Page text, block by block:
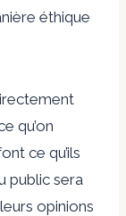
éthique
qu’on
ce qu’ils
public sera
opinions